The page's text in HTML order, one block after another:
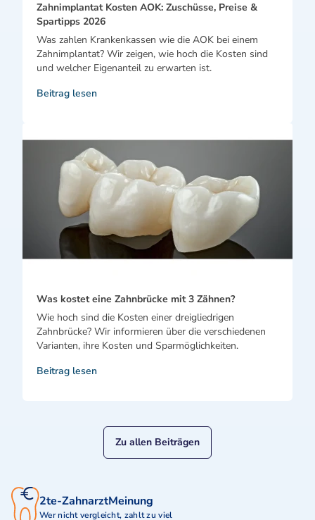
Zahnimplantat Kosten AOK: Zuschüsse, Preise &
Spartipps 2026
Was zahlen Krankenkassen wie die AOK bei einem
Zahnimplantat? Wir zeigen, wie hoch die Kosten sind
und welcher Eigenanteil zu erwarten ist.
Beitrag lesen
Was kostet eine Zahnbrücke mit 3 Zähnen?
Wie hoch sind die Kosten einer dreigliedrigen
Zahnbrücke? Wir informieren über die verschiedenen
Varianten, ihre Kosten und Sparmöglichkeiten.
Beitrag lesen
Zu allen Beiträgen
2te-ZahnarztMeinung
Wer nicht vergleicht, zahlt zu viel